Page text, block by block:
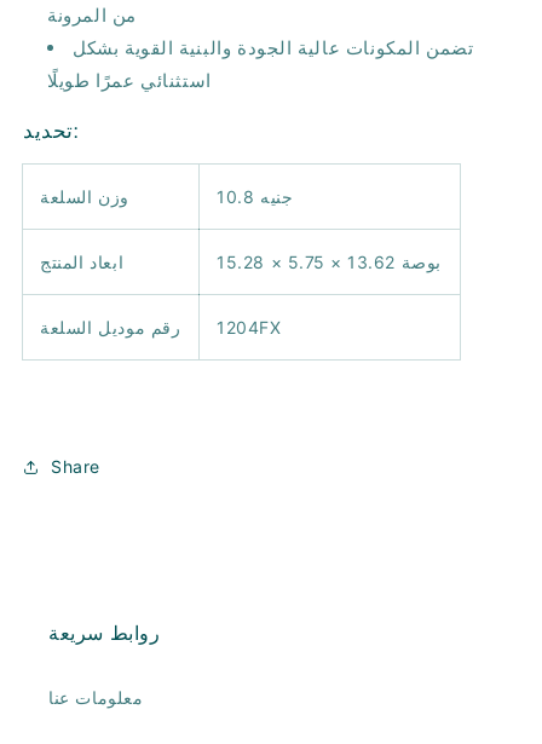
من المرونة
تضمن المكونات عالية الجودة والبنية القوية بشكل
استثنائي عمرًا طويلًا
تحديد:
وزن السلعة 10.8 جنيه
ابعاد المنتج 15.28 × 5.75 × 13.62 بوصة
رقم موديل السلعة 1204FX
Share
روابط سريعة
معلومات عنا